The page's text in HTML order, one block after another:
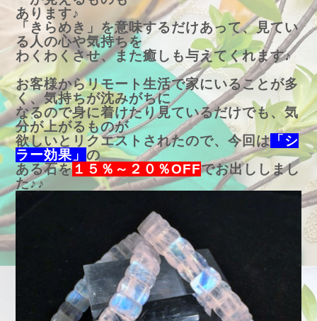
あります♪
「きらめき」を意味するだけあって、見てい
る人の心や気持ちを
わくわくさせ、また癒しも与えてくれます♪
お客様からリモート生活で家にいることが多
く、気持ちが沈みがちに
なるので身に着けたり見ているだけでも、気
分が上がるものが
欲しいとリクエストされたので、今回は 「シ
ラー効果」 の
ある石を １５％～２０％OFFでお出ししまし
た♪♪